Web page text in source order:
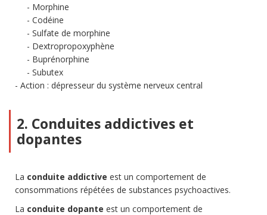
Morphine
Codéine
Sulfate de morphine
Dextropropoxyphène
Buprénorphine
Subutex
Action : dépresseur du système nerveux central
2. Conduites addictives et
dopantes
La conduite addictive est un comportement de
consommations répétées de substances psychoactives.
La conduite dopante est un comportement de